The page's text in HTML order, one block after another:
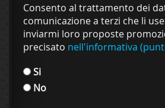
Consento al trattamento dei
comunicazione a terzi che li
inviarmi loro proposte
precisato nell'informativa
Si
No